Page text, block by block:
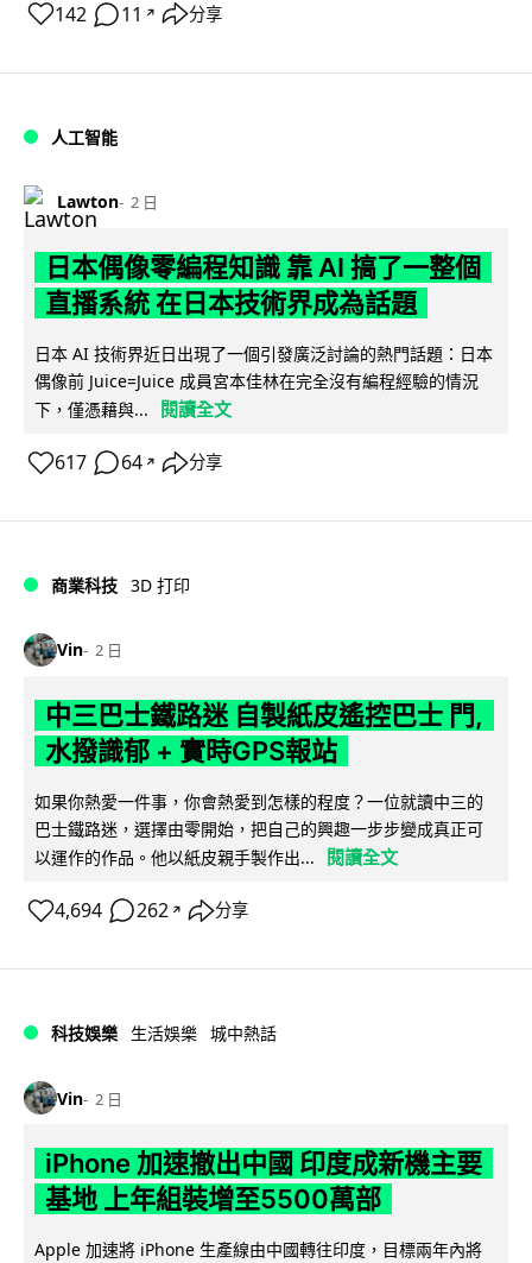
142 11 ↗ 分享
人工智能
Lawton 2 日
日本偶像零編程知識 靠 AI 搞了一整個
直播系統 在日本技術界成為話題
日本 AI 技術界近日出現了一個引發廣泛討論的熱門話題：日本
偶像前 Juice=Juice 成員宮本佳林在完全沒有編程經驗的情況
下，僅憑藉與...
閱讀全文
617 64 ↗ 分享
商業科技 3D 打印
Vin 2 日
中三巴士鐵路迷 自製紙皮遙控巴士 門,
水撥識郁 + 實時GPS報站
如果你熱愛一件事，你會熱愛到怎樣的程度？一位就讀中三的
巴士鐵路迷，選擇由零開始，把自己的興趣一步步變成真正可
以運作的作品。他以紙皮親手製作出...
閱讀全文
4,694 262 ↗ 分享
科技娛樂 生活娛樂 城中熱話
Vin 2 日
iPhone 加速撤出中國 印度成新機主要
基地 上年組裝增至5500萬部
Apple 加速將 iPhone 生產線由中國轉往印度，目標兩年內將